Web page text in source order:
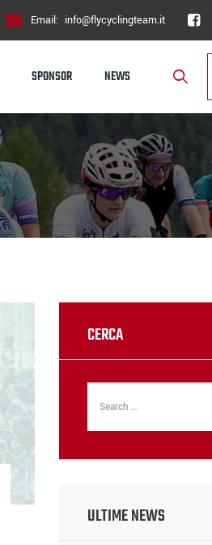
Email: info@flycyclingteam.it
SPONSOR NEWS
CERCA
ULTIME NEWS